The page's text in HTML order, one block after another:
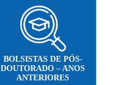
BOLSISTAS DE PÓS-
DOUTORADO – ANOS
ANTERIORES